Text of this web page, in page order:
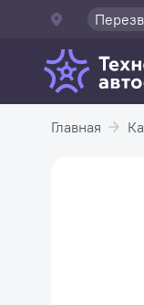
Главная